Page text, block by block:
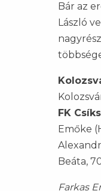
Bár az
László
FK
Emőke
Beáta,
Farkas